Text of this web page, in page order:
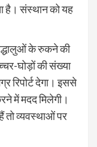
है। संस्थान को यह
के रुकने की
घोड़ों की संख्या
देगा। इससे
में मदद मिलेगी।
तो व्यवस्थाओं पर